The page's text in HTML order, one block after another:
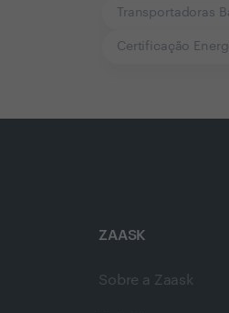
Transportadoras
Certificação
ZAASK
Sobre a Zaask